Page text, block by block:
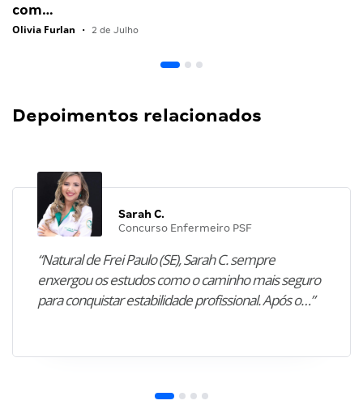
com…
Olivia Furlan • 2 de Julho
Depoimentos relacionados
Sarah C.
Concurso Enfermeiro PSF
“Natural de Frei Paulo (SE), Sarah C. sempre
enxergou os estudos como o caminho mais seguro
para conquistar estabilidade profissional. Após o…”